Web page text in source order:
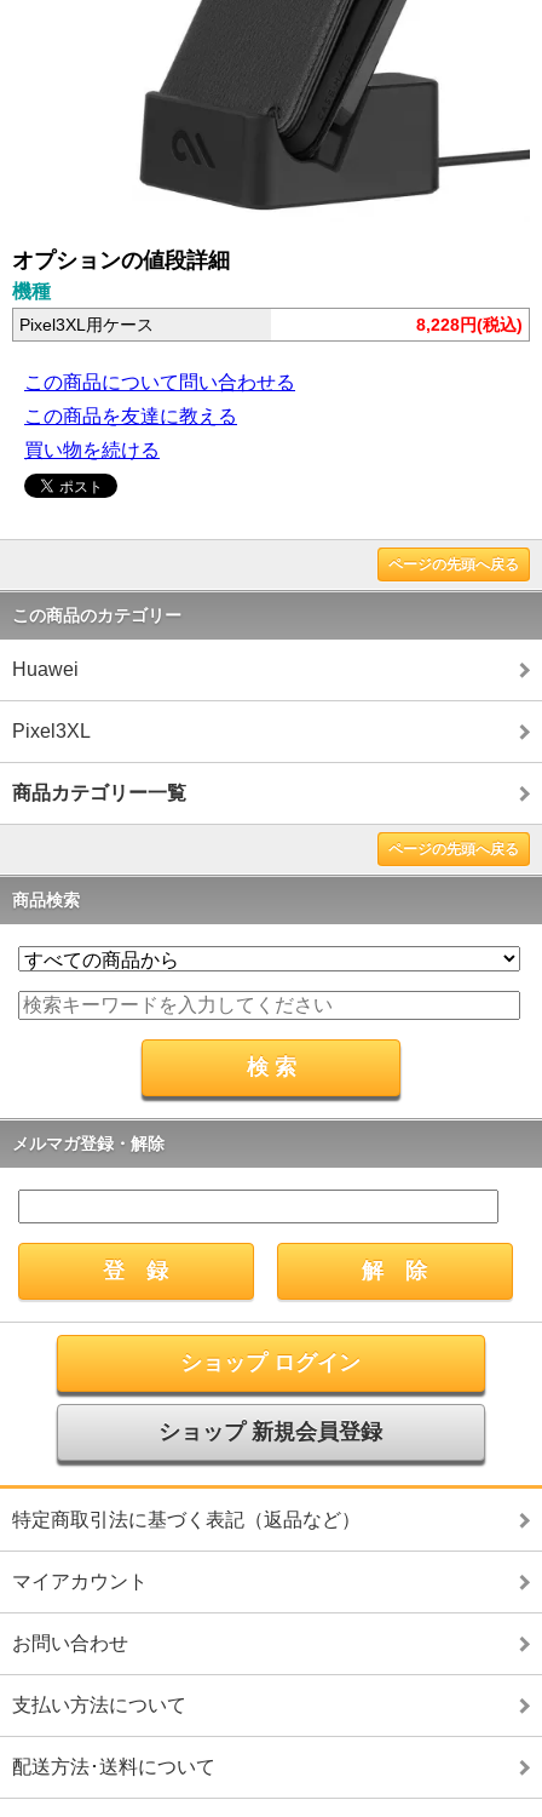
オプションの値段詳細
機種
Pixel3XL用ケース 8,228円(税込)
この商品について問い合わせる
この商品を友達に教える
買い物を続ける
ページの先頭へ戻る
この商品のカテゴリー
Huawei
Pixel3XL
商品カテゴリー一覧
ページの先頭へ戻る
商品検索
メルマガ登録・解除
ショップ ログイン
ショップ 新規会員登録
特定商取引法に基づく表記（返品など）
マイアカウント
お問い合わせ
支払い方法について
配送方法･送料について